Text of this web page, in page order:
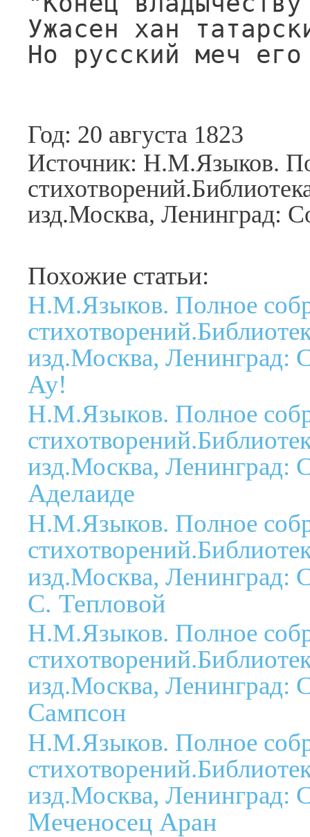
Ужасен хан
Но русский меч
Год: 20 августа 1823
Источник: Н.М.Языков.
изд.Москва, Ленинград:
Похожие статьи:
Н.М.Языков. Полное
изд.Москва, Ленинград:
Ау!
Н.М.Языков. Полное
изд.Москва, Ленинград:
Аделаиде
Н.М.Языков. Полное
изд.Москва, Ленинград:
С. Тепловой
Н.М.Языков. Полное
изд.Москва, Ленинград:
Сампсон
Н.М.Языков. Полное
изд.Москва, Ленинград:
Меченосец Аран